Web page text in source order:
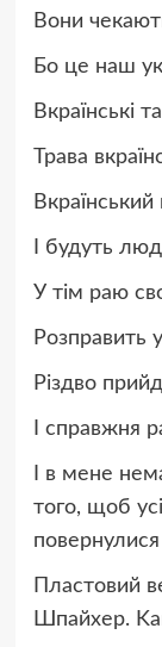
Вони
Бо це наш
Вкраїнські
Трава
Вкраїнський
І будуть
У тім раю
Розправить
Різдво
І справжня
І в мене
того, щоб
Пластовий
Шпайхер.